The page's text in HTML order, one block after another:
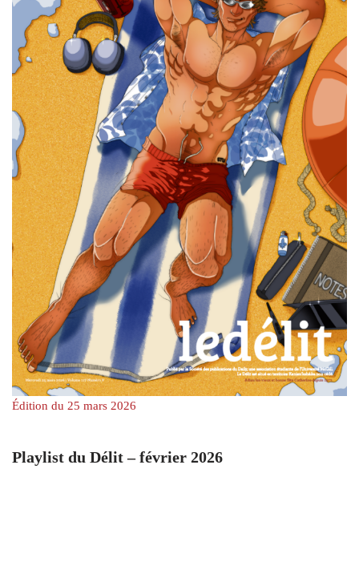
Édition du 25 mars 2026
Playlist du Délit – février 2026